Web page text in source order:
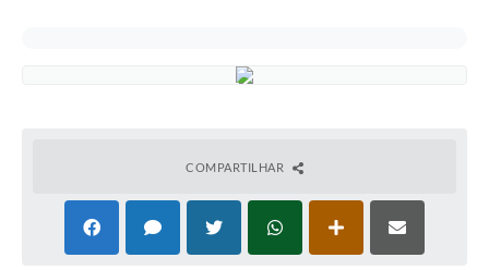
COMPARTILHAR